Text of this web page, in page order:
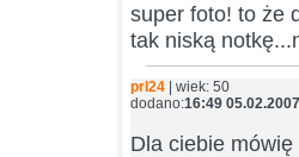
super foto! to że
tak niską
prl24 | wiek: 50
dodano:16:49 05.02.2007
Dla ciebie mówię